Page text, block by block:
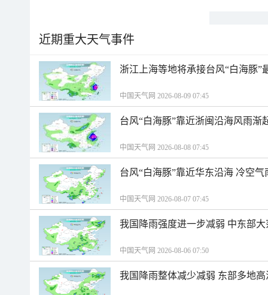
近期重大天气事件
浙江上海等地将承接台风“白海豚”
中国天气网 2026-08-09 07:45
台风“白海豚”靠近浙闽沿海风雨渐
中国天气网 2026-08-08 07:45
台风“白海豚”靠近华东沿海 冷空
中国天气网 2026-08-07 07:45
我国降雨强度进一步减弱 中东部
中国天气网 2026-08-06 07:50
我国降雨整体减少减弱 东部多地